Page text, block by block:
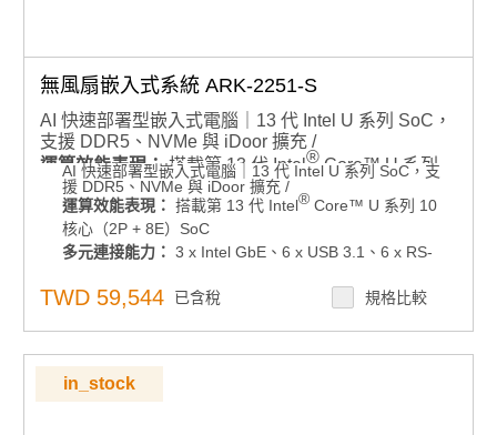
無風扇嵌入式系統 ARK-2251-S
AI 快速部署型嵌入式電腦｜13 代 Intel U 系列 SoC，
支援 DDR5、NVMe 與 iDoor 擴充 /
運算效能表現：搭載第 13 代 Intel®Core™ U 系列
10 核心（2P + 8E）SoC
多元連接能力： 3 x Intel GbE、6 x USB 3.1、6 x
RS-232/422/485、2 x HDMI、2 x CANBus
記憶體支援：雙通道 DDR5-4800 記憶體，最高支援
儲存擴充彈性：支援 PCIe x4 NVMe 儲存裝置
電源管理：支援 12~24V DC 寬電壓輸入
作業系統支援：相容 Windows 10 IoT/ Windows 11
AI 快速部署型嵌入式電腦｜13 代 Intel U 系列 SoC，支
援 DDR5、NVMe 與 iDoor 擴充 /
運算效能表現： 搭載第 13 代 Intel® Core™ U 系列 10
核心（2P + 8E）SoC
多元連接能力： 3 x Intel GbE、6 x USB 3.1、6 x RS-
環境適應性：-20 ~ 60°C 寬溫操作
儲存擴充彈性：
電源管理：
TWD 59,544 已含稅 規格比較
in_stock